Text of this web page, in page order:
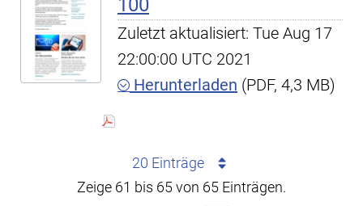
100
Zuletzt aktualisiert: Tue Aug 17
22:00:00 UTC 2021
Herunterladen (PDF, 4,3 MB)
20 Einträge
Zeige 61 bis 65 von 65 Einträgen.